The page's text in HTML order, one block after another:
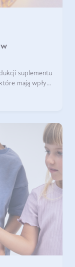
suplementu
mają wpływ